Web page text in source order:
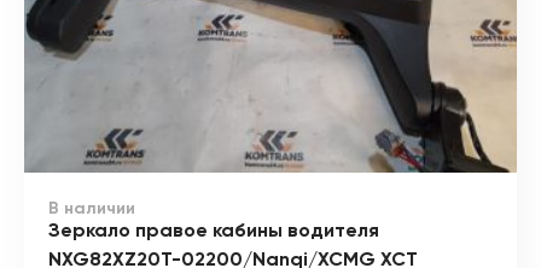
В наличии
Зеркало правое кабины водителя
NXG82XZ20T-02200/Nanqi/XCMG XCT